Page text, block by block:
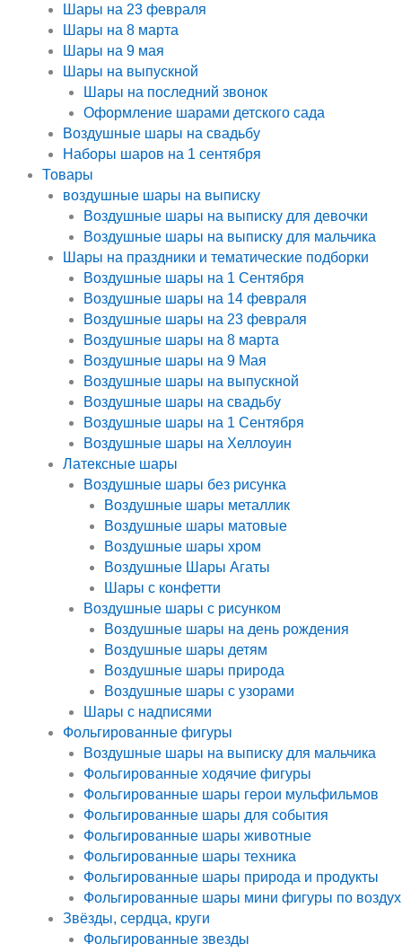
Шары на 23 февраля
Шары на 8 марта
Шары на 9 мая
Шары на выпускной
Шары на последний звонок
Оформление шарами детского сада
Воздушные шары на свадьбу
Наборы шаров на 1 сентября
Товары
воздушные шары на выписку
Воздушные шары на выписку для девочки
Воздушные шары на выписку для мальчика
Шары на праздники и тематические подборки
Воздушные шары на 1 Сентября
Воздушные шары на 14 февраля
Воздушные шары на 23 февраля
Воздушные шары на 8 марта
Воздушные шары на 9 Мая
Воздушные шары на выпускной
Воздушные шары на свадьбу
Воздушные шары на 1 Сентября
Воздушные шары на Хеллоуин
Латексные шары
Воздушные шары без рисунка
Воздушные шары металлик
Воздушные шары матовые
Воздушные шары хром
Воздушные Шары Агаты
Шары с конфетти
Воздушные шары с рисунком
Воздушные шары на день рождения
Воздушные шары детям
Воздушные шары природа
Воздушные шары с узорами
Шары с надписями
Фольгированные фигуры
Воздушные шары на выписку для мальчика
Фольгированные ходячие фигуры
Фольгированные шары герои мульфильмов
Фольгированные шары для события
Фольгированные шары животные
Фольгированные шары техника
Фольгированные шары природа и продукты
Фольгированные шары мини фигуры по воздух
Звёзды, сердца, круги
Фольгированные звезды